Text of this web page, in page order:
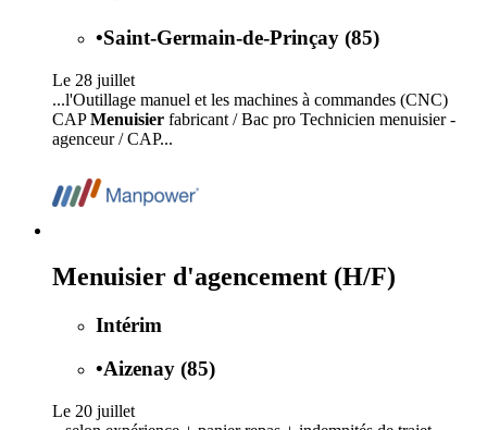
•Saint-Germain-de-Prinçay (85)
Le 28 juillet
...l'Outillage manuel et les machines à commandes (CNC)
CAPMenuisier fabricant / Bac pro Technicien menuisier -
agenceur / CAP...
Menuisier d'agencement (H/F)
Intérim
•Aizenay (85)
Le 20 juillet